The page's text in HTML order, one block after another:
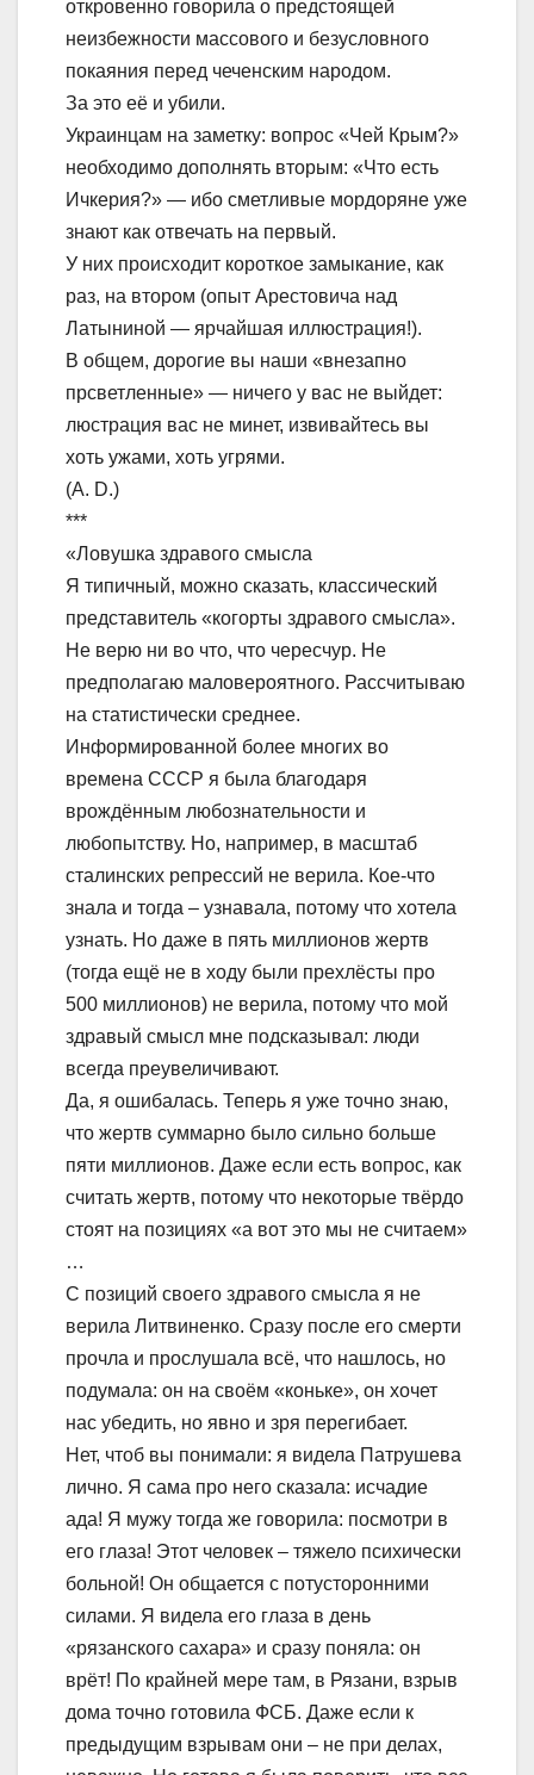
откровенно говорила о предстоящей
неизбежности массового и безусловного
покаяния перед чеченским народом.
За это её и убили.
Украинцам на заметку: вопрос «Чей Крым?»
необходимо дополнять вторым: «Что есть
Ичкерия?» — ибо сметливые мордоряне уже
знают как отвечать на первый.
У них происходит короткое замыкание, как
раз, на втором (опыт Арестовича над
Латыниной — ярчайшая иллюстрация!).
В общем, дорогие вы наши «внезапно
прсветленные» — ничего у вас не выйдет:
люстрация вас не минет, извивайтесь вы
хоть ужами, хоть угрями.
(A. D.)
***
«Ловушка здравого смысла
Я типичный, можно сказать, классический
представитель «когорты здравого смысла».
Не верю ни во что, что чересчур. Не
предполагаю маловероятного. Рассчитываю
на статистически среднее.
Информированной более многих во
времена СССР я была благодаря
врождённым любознательности и
любопытству. Но, например, в масштаб
сталинских репрессий не верила. Кое-что
знала и тогда – узнавала, потому что хотела
узнать. Но даже в пять миллионов жертв
(тогда ещё не в ходу были прехлёсты про
500 миллионов) не верила, потому что мой
здравый смысл мне подсказывал: люди
всегда преувеличивают.
Да, я ошибалась. Теперь я уже точно знаю,
что жертв суммарно было сильно больше
пяти миллионов. Даже если есть вопрос, как
считать жертв, потому что некоторые твёрдо
стоят на позициях «а вот это мы не считаем»
…
С позиций своего здравого смысла я не
верила Литвиненко. Сразу после его смерти
прочла и прослушала всё, что нашлось, но
подумала: он на своём «коньке», он хочет
нас убедить, но явно и зря перегибает.
Нет, чтоб вы понимали: я видела Патрушева
лично. Я сама про него сказала: исчадие
ада! Я мужу тогда же говорила: посмотри в
его глаза! Этот человек – тяжело психически
больной! Он общается с потусторонними
силами. Я видела его глаза в день
«рязанского сахара» и сразу поняла: он
врёт! По крайней мере там, в Рязани, взрыв
дома точно готовила ФСБ. Даже если к
предыдущим взрывам они – не при делах,